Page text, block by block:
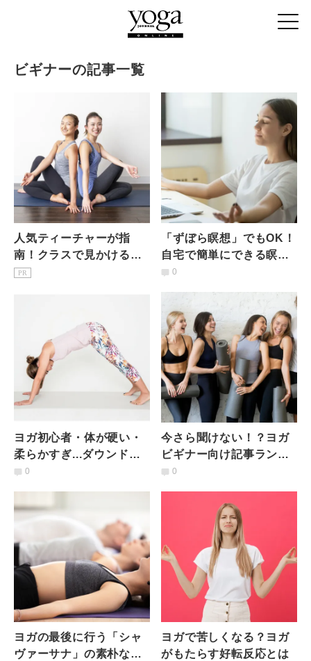
ビギナーの記事一覧
人気ティーチャーが指
南！クラスで見かけるNG
ポーズ改善法とヨガ初心
PR
「ずぼら瞑想」でもOK！
自宅で簡単にできる瞑想
のポイントとは？
0
ヨガ初心者・体が硬い・
柔らかすぎ...ダウンドッ
グはタイプ別に攻略しよ
0
今さら聞けない！？ヨガ
ビギナー向け記事ランキ
ングTOP5【2018年版】
0
ヨガの最後に行う「シャ
ヴァーサナ」の素朴な疑
ヨガで苦しくなる？ヨガ
がもたらす好転反応とは